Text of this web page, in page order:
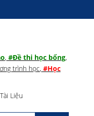
, #Đề thi học bổng,
trình học, #Học
Tài Liệu